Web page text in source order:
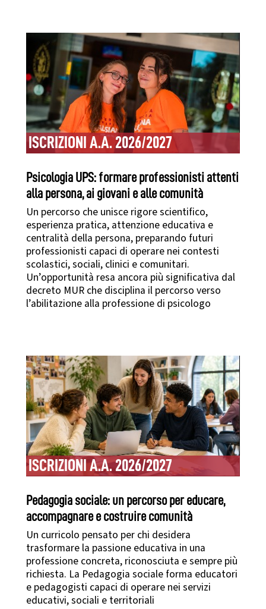
ISCRIZIONI A.A. 2026/2027
Psicologia UPS: formare professionisti attenti
alla persona, ai giovani e alle comunità
Un percorso che unisce rigore scientifico,
esperienza pratica, attenzione educativa e
centralità della persona, preparando futuri
professionisti capaci di operare nei contesti
scolastici, sociali, clinici e comunitari.
Un’opportunità resa ancora più significativa dal
decreto MUR che disciplina il percorso verso
l’abilitazione alla professione di psicologo
ISCRIZIONI A.A. 2026/2027
Pedagogia sociale: un percorso per educare,
accompagnare e costruire comunità
Un curricolo pensato per chi desidera
trasformare la passione educativa in una
professione concreta, riconosciuta e sempre più
richiesta. La Pedagogia sociale forma educatori
e pedagogisti capaci di operare nei servizi
educativi, sociali e territoriali